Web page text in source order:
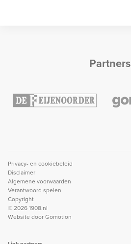
Partners
Privacy- en cookiebeleid
Disclaimer
Algemene voorwaarden
Verantwoord spelen
Copyright
© 2026 1908.nl
Website doorGomotion